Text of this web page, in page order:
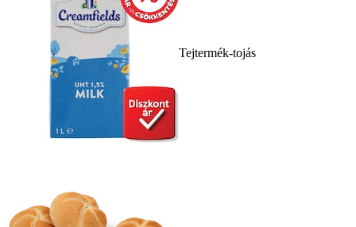
Tejtermék-tojás